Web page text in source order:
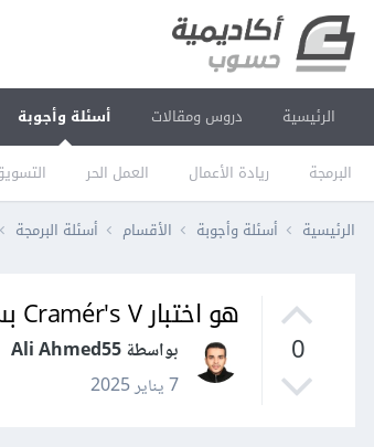
الرئيسية دروس ومقالات أسئلة وأجوبة
البرمجة ريادة الأعمال العمل الحر
الرئيسية أسئلة وأجوبة الأقسام أسئلة البرمجة
0
هو اختبار Cramér's V بستخدم الداله max ولا min عشان احصل علي قيمه k ؟
بواسطة Ali Ahmed55
7 يناير 2025